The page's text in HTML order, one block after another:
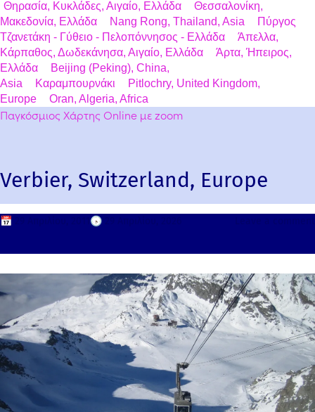
Θηρασία, Κυκλάδες, Αιγαίο, Ελλάδα
Θεσσαλονίκη,
Μακεδονία, Ελλάδα
Nang Rong, Thailand, Asia
Πύργος
Τζανετάκη - Γύθειο - Πελοπόννησος - Ελλάδα
Άπελλα,
Κάρπαθος, Δωδεκάνησα, Αιγαίο, Ελλάδα
Άρτα, Ήπειρος,
Ελλάδα
Beijing (Peking), China,
Asia
Καραμπουρνάκι
Pitlochry, United Kingdom,
Europe
Oran, Algeria, Africa
Παγκόσμιος Χάρτης Online με zoom
Verbier, Switzerland, Europe
📅 🕟